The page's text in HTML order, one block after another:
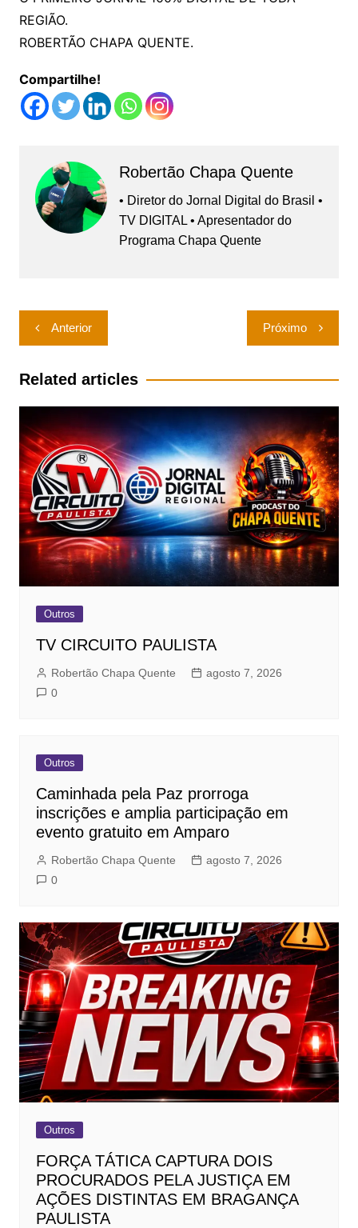
REGIÃO.
ROBERTÃO CHAPA QUENTE.
Compartilhe!
Robertão Chapa Quente
• Diretor do Jornal Digital do Brasil •
TV DIGITAL • Apresentador do
Programa Chapa Quente
Navegação
de
Post
Anterior Próximo
Related articles
Outros
TV CIRCUITO PAULISTA
Robertão Chapa Quente
agosto 7, 2026
0
Outros
Caminhada pela Paz prorroga
inscrições e amplia participação em
evento gratuito em Amparo
Robertão Chapa Quente
agosto 7, 2026
0
Outros
FORÇA TÁTICA CAPTURA DOIS
PROCURADOS PELA JUSTIÇA EM
AÇÕES DISTINTAS EM BRAGANÇA
PAULISTA